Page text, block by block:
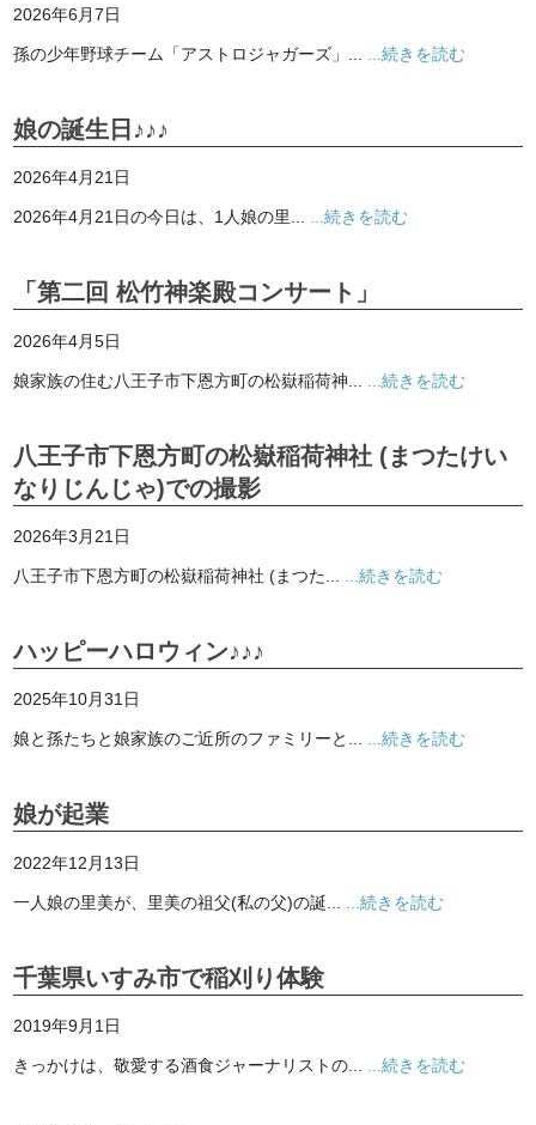
2026年6月7日
孫の少年野球チーム「アストロジャガーズ」... ...続きを読む
娘の誕生日♪♪♪
2026年4月21日
2026年4月21日の今日は、1人娘の里... ...続きを読む
「第二回 松竹神楽殿コンサート」
2026年4月5日
娘家族の住む八王子市下恩方町の松嶽稲荷神... ...続きを読む
八王子市下恩方町の松嶽稲荷神社 (まつたけい
なりじんじゃ)での撮影
2026年3月21日
八王子市下恩方町の松嶽稲荷神社 (まつた... ...続きを読む
ハッピーハロウィン♪♪♪
2025年10月31日
娘と孫たちと娘家族のご近所のファミリーと... ...続きを読む
娘が起業
2022年12月13日
一人娘の里美が、里美の祖父(私の父)の誕... ...続きを読む
千葉県いすみ市で稲刈り体験
2019年9月1日
きっかけは、敬愛する酒食ジャーナリストの... ...続きを読む